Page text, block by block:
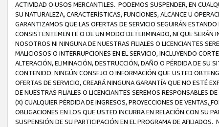
ACTIVIDAD O USOS MERCANTILES. PODEMOS SUSPENDER, EN
SU NATURALEZA, CARACTERÍSTICAS, FUNCIONES, ALCANCE U
GARANTIZAMOS QUE LAS OFERTAS DE SERVICIO SEGUIRÁN
CONSISTENTEMENTE O DE UN MODO DETERMINADO, NI QUE SERÁN
NOSOTROS NI NINGUNA DE NUESTRAS FILIALES O LICENCIANTES
MALICIOSOS O INTERRUPCIONES EN EL SERVICIO, INCLUYENDO
ALTERACIÓN, ELIMINACIÓN, DESTRUCCIÓN, DAÑO O PÉRDIDA DE SU
CONTENIDO. NINGÚN CONSEJO O INFORMACIÓN QUE USTED
OFERTAS DE SERVICIO, CREARÁ NINGUNA GARANTÍA QUE NO ESTÉ
DE NUESTRAS FILIALES O LICENCIANTES SEREMOS RESPONSABLES
(X) CUALQUIER PÉRDIDA DE INGRESOS, PROYECCIONES DE VENTAS,
OBLIGACIONES EN LOS QUE USTED INCURRA EN RELACIÓN CON SU
SUSPENSIÓN DE SU PARTICIPACIÓN EN EL PROGRAMA DE